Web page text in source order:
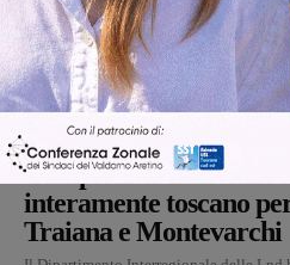
Calcio Giovanili Michele Bossini 8
Campionato nazionale
interamente toscano
Traiana e Montevarchi